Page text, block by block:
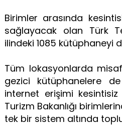
Birimler arasında
sağlayacak olan Türk
ilindeki 1085 kütüphaneyi
Tüm lokasyonlarda
gezici kütüphanelere
internet erişimi
Turizm Bakanlığı
tek bir sistem altında